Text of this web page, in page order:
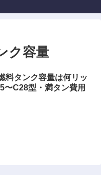
ク容量
料タンク容量は何リッ
〜C28型・満タン費用